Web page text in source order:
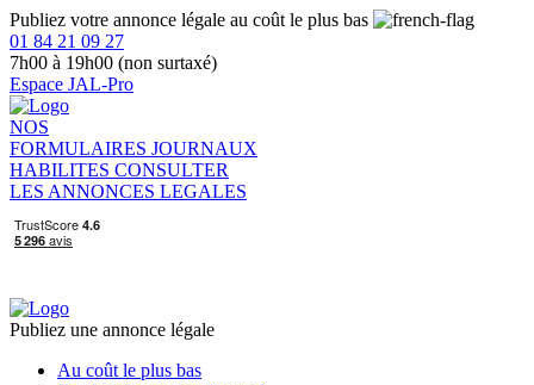
Publiez votre annonce légale au coût le plus bas
01 84 21 09 27
7h00 à 19h00 (non surtaxé)
Espace JAL-Pro
NOS
FORMULAIRES JOURNAUX
HABILITES CONSULTER
LES ANNONCES LEGALES
Publiez une annonce légale
Au coût le plus bas